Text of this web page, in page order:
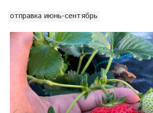
отправка июнь-сентябрь